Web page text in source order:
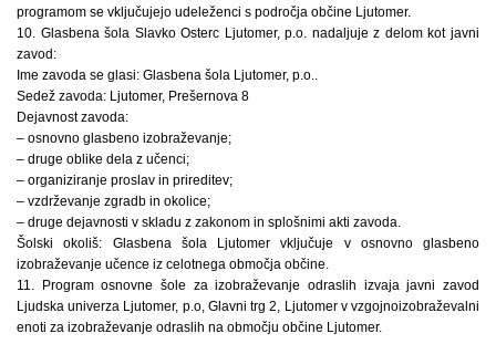
programom se vključujejo udeleženci s področja občine Ljutomer.
10. Glasbena šola Slavko Osterc Ljutomer, p.o. nadaljuje z delom kot javni
zavod:
Ime zavoda se glasi: Glasbena šola Ljutomer, p.o..
Sedež zavoda: Ljutomer, Prešernova 8
Dejavnost zavoda:
– osnovno glasbeno izobraževanje;
– druge oblike dela z učenci;
– organiziranje proslav in prireditev;
– vzdrževanje zgradb in okolice;
– druge dejavnosti v skladu z zakonom in splošnimi akti zavoda.
Šolski okoliš: Glasbena šola Ljutomer vključuje v osnovno glasbeno
izobraževanje učence iz celotnega območja občine.
11. Program osnovne šole za izobraževanje odraslih izvaja javni zavod
Ljudska univerza Ljutomer, p.o, Glavni trg 2, Ljutomer v vzgojnoizobraževalni
enoti za izobraževanje odraslih na območju občine Ljutomer.